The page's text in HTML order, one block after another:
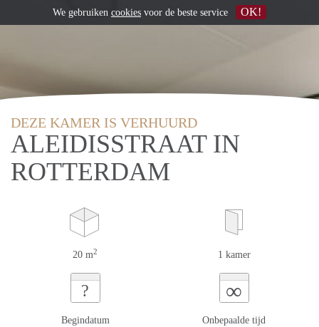
DEZE KAMER IS VERHUURD
ALEIDISSTRAAT IN
ROTTERDAM
20 m2 1 kamer
?
Begindatum
∞
Onbepaalde tijd
We gebruiken cookies voor de beste service OK!